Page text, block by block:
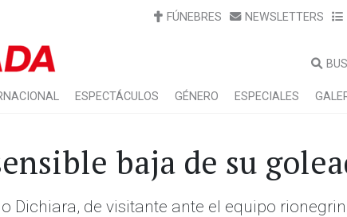
FÚNEBRES NEWSLETTERS
ESPECTÁCULOS GÉNERO ESPECIALES
baja de su
Dichiara, de visitante ante el equipo